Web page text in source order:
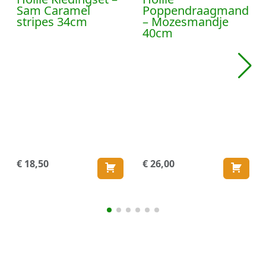
Sam Caramel
stripes 34cm
€ 18,50
Poppendraagmand
– Mozesmandje
40cm
€26,00